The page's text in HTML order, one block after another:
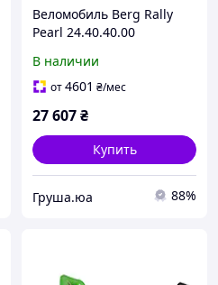
Веломобиль Berg Rally
Pearl 24.40.40.00
В наличии
от4601 ₴/мес
27 607₴
Купить
Груша.юа 88%